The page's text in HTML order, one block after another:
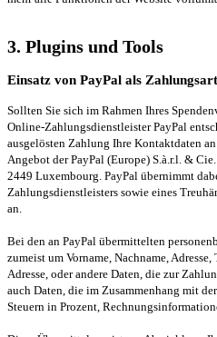
3. Plugins und Tools
Einsatz von PayPal als Zahlungsart
Sollten Sie sich im Rahmen Ihres
Online-Zahlungsdienstleister PayPal
ausgelösten Zahlung Ihre Kontaktdaten
Angebot der PayPal (Europe) S.à.r.l. &
2449 Luxembourg. PayPal übernimmt
Zahlungsdienstleisters sowie eines
an.
Bei den an PayPal übermittelten
zumeist um Vorname, Nachname,
Adresse, oder andere Daten, die zur
auch Daten, die im Zusammenhang mit
Steuern in Prozent,